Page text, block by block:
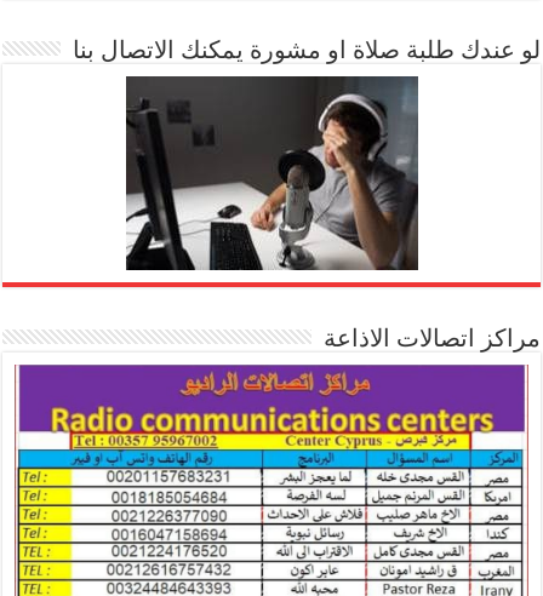
لو عندك طلبة صلاة او مشورة يمكنك الاتصال بنا
مراكز اتصالات الاذاعة